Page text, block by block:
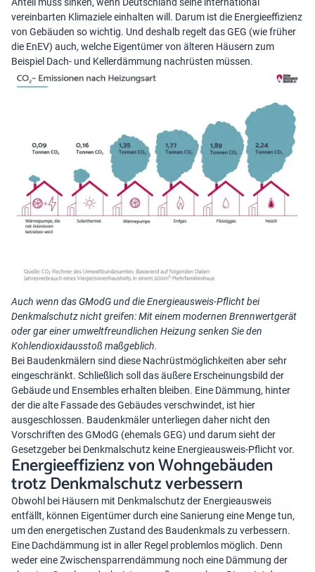
Anteil muss sinken, wenn Deutschland seine international
vereinbarten Klimaziele einhalten will. Darum ist die Energieeffizienz
von Gebäuden so wichtig. Und deshalb regelt das GEG (wie früher
die EnEV) auch, welche Eigentümer von älteren Häusern zum
Beispiel Dach- und Kellerdämmung nachrüsten müssen.
Auch wenn das GModG und die Energieausweis-Pflicht bei
Denkmalschutz nicht greifen: Mit einem modernen Brennwertgerät
oder gar einer umweltfreundlichen Heizung senken Sie den
Kohlendioxidausstoß maßgeblich.
Bei Baudenkmälern sind diese Nachrüstmöglichkeiten aber sehr
eingeschränkt. Schließlich soll das äußere Erscheinungsbild der
Gebäude und Ensembles erhalten bleiben. Eine Dämmung, hinter
der die alte Fassade des Gebäudes verschwindet, ist hier
ausgeschlossen. Baudenkmäler unterliegen daher nicht den
Vorschriften des GModG (ehemals GEG) und darum sieht der
Gesetzgeber bei Denkmalschutz keine Energieausweis-Pflicht vor.
Energieeffizienz von Wohngebäuden
trotz Denkmalschutz verbessern
Obwohl bei Häusern mit Denkmalschutz der Energieausweis
entfällt, können Eigentümer durch eine Sanierung eine Menge tun,
um den energetischen Zustand des Baudenkmals zu verbessern.
Eine Dachdämmung ist in aller Regel problemlos möglich. Denn
weder eine Zwischensparrendämmung noch eine Dämmung der